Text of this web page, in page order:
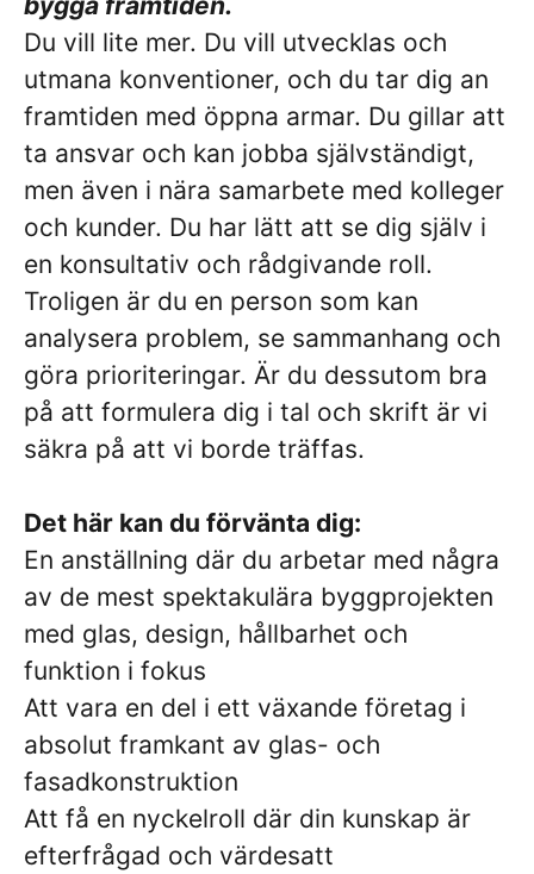
Du vill lite mer. Du vill utvecklas och
utmana konventioner, och du tar dig an
framtiden med öppna armar. Du gillar att
ta ansvar och kan jobba självständigt,
men även i nära samarbete med kolleger
och kunder. Du har lätt att se dig själv i
en konsultativ och rådgivande roll.
Troligen är du en person som kan
analysera problem, se sammanhang och
göra prioriteringar. Är du dessutom bra
på att formulera dig i tal och skrift är vi
säkra på att vi borde träffas.
Det här kan du förvänta dig:
En anställning där du arbetar med några
av de mest spektakulära byggprojekten
med glas, design, hållbarhet och
funktion i fokus
Att vara en del i ett växande företag i
absolut framkant av glas- och
fasadkonstruktion
Att få en nyckelroll där din kunskap är
efterfrågad och värdesatt